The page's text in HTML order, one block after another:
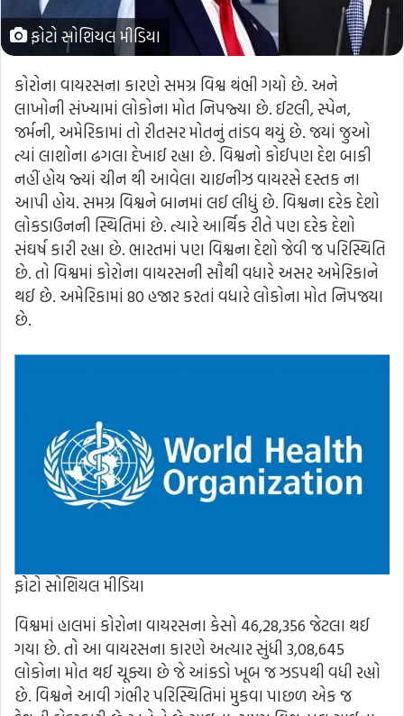
ફોટો સોશિયલ મીડિયા
કોરોના વાયરસના કારણે સમગ્ર વિશ્વ થંભી ગયો છે. અને
લાખોની સંખ્યામાં લોકોના મોત નિપજ્યા છે. ઈટલી, સ્પેન,
જર્મની, અમેરિકામાં તો રીતસર મોતનું તાંડવ થયું છે. જયાં જુઓ
ત્યાં લાશોના ઢગલા દેખાઈ રહ્યા છે. વિશ્વનો કોઈપણ દેશ બાકી
નહીં હોય જ્યાં ચીન થી આવેલા ચાઇનીઝ વાયરસે દસ્તક ના
આપી હોય. સમગ્ર વિશ્વને બાનમાં લઈ લીધું છે. વિશ્વના દરેક દેશો
લોકડાઉનની સ્થિતિમાં છે. ત્યારે આર્થિક રીતે પણ દરેક દેશો
સંઘર્ષ કારી રહ્યા છે. ભારતમાં પણ વિશ્વના દેશો જેવી જ પરિસ્થિતિ
છે. તો વિશ્વમાં કોરોના વાયરસની સૌથી વધારે અસર અમેરિકાને
થઈ છે. અમેરિકામાં 80 હજાર કરતાં વધારે લોકોના મોત નિપજયા
છે.
ફોટો સોશિયલ મીડિયા
વિશ્વમાં હાલમાં કોરોના વાયરસના કેસો 46,28,356 જેટલા થઈ
ગયા છે. તો આ વાયરસના કારણે અત્યાર સુંધી 3,08,645
લોકોના મોત થઈ ચૂક્યા છે જે આંકડો ખૂબ જ ઝડપથી વધી રહ્યો
છે. વિશ્વને આવી ગંભીર પરિસ્થિતિમાં મુકવા પાછળ એક જ